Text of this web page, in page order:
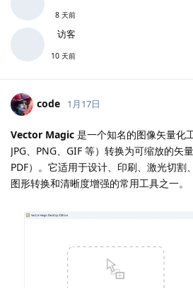
8 天前
访客
10 天前
code 1月17日
Vector Magic 是一个知名的图像矢量化
JPG、PNG、GIF 等）转换为可缩放的矢量
PDF）。它适用于设计、印刷、激光切割
图形转换和清晰度增强的常用工具之一。